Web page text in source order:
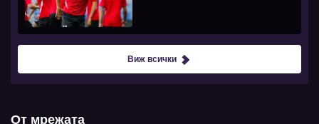
Виж всички
От мрежата